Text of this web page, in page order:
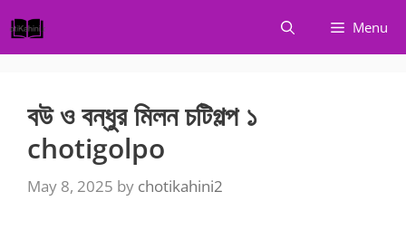
to
content
Menu
বউ ও বন্ধুর মিলন চটিগল্প ১
chotigolpo
May 8, 2025 by chotikahini2